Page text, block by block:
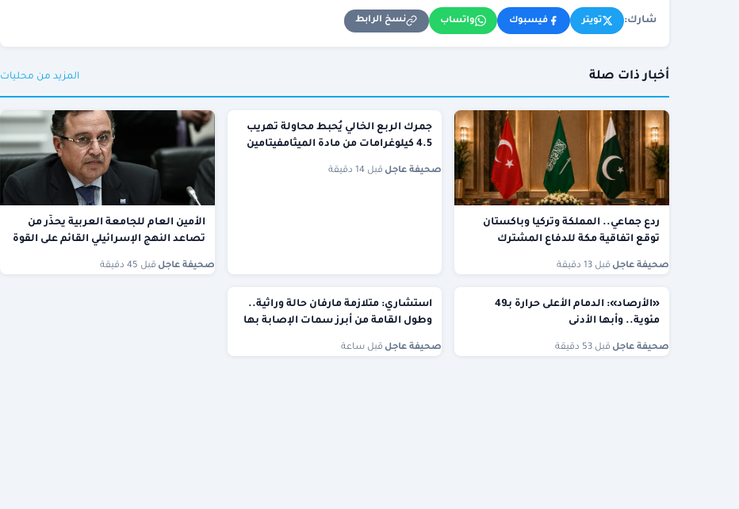
شارك: تويتر فيسبوك واتساب نسخ الرابط
أخبار ذات صلة المزيد من محليات
ردع جماعي.. المملكة وتركيا وباكستان
توقع اتفاقية مكة للدفاع المشترك
صحيفة عاجل قبل 13 دقيقة
جمرك الربع الخالي يُحبط محاولة تهريب
4.5 كيلوغرامات من مادة الميثامفيتامين
صحيفة عاجل قبل 14 دقيقة
الأمين العام للجامعة العربية يحذّر من
تصاعد النهج الإسرائيلي القائم على القوة
صحيفة عاجل قبل 45 دقيقة
«الأرصاد»: الدمام الأعلى حرارة بـ49
مئوية.. وأبها الأدنى
صحيفة عاجل قبل 53 دقيقة
استشاري: متلازمة مارفان حالة وراثية..
وطول القامة من أبرز سمات الإصابة بها
صحيفة عاجل قبل ساعة